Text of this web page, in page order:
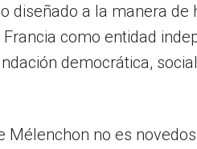
diseñado a la manera
como entidad
democrática,
no es